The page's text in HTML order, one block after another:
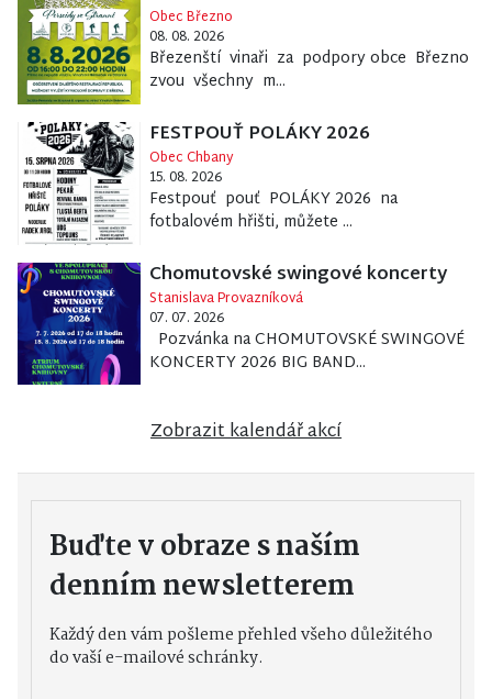
Obec Březno
08. 08. 2026
Březenští vinaři za podpory obce Březno
zvou všechny m...
FESTPOUŤ POLÁKY 2026
Obec Chbany
15. 08. 2026
Festpouť pouť POLÁKY 2026 na
fotbalovém hřišti, můžete ...
Chomutovské swingové koncerty
Stanislava Provazníková
07. 07. 2026
Pozvánka na CHOMUTOVSKÉ SWINGOVÉ
KONCERTY 2026 BIG BAND...
Zobrazit kalendář akcí
Buďte v obraze s naším
denním newsletterem
Každý den vám pošleme přehled všeho důležitého
do vaší e-mailové schránky.